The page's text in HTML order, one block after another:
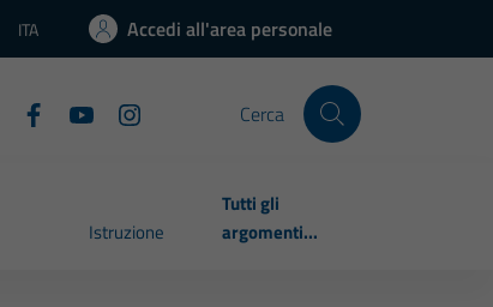
Lingua attiva:
ITA Accedi all'area personale
Cerca
Istruzione
Tutti gli
argomenti...